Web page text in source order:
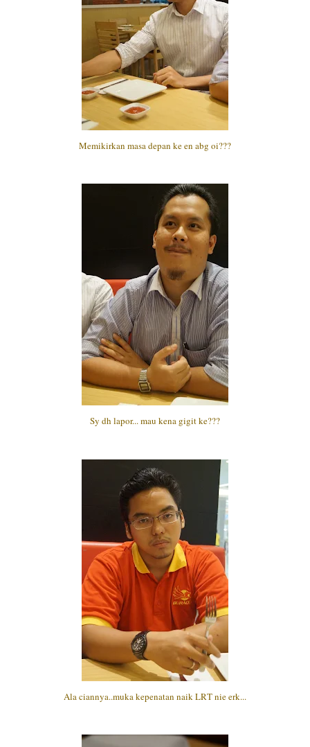
Memikirkan masa depan ke en abg oi???
Sy dh lapor... mau kena gigit ke???
Ala ciannya..muka kepenatan naik LRT nie erk...